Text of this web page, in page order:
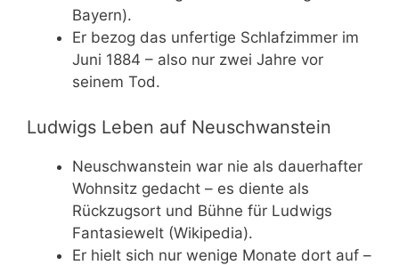
Bayern).
Er bezog das unfertige Schlafzimmer im
Juni 1884 – also nur zwei Jahre vor
seinem Tod.
Ludwigs Leben auf Neuschwanstein
Neuschwanstein war nie als dauerhafter
Wohnsitz gedacht – es diente als
Rückzugsort und Bühne für Ludwigs
Fantasiewelt (Wikipedia).
Er hielt sich nur wenige Monate dort auf –